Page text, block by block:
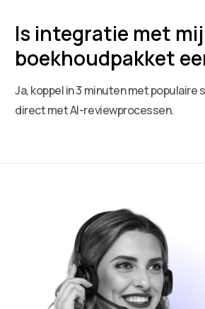
Is integratie met
boekhoudpakket
Ja, koppel in 3 minuten met
direct met AI-reviewprocessen.